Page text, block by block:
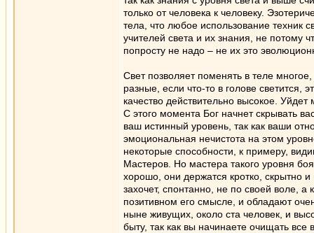
только от человека к человеку.
тела, что любое использование техник
учителей света и их знания, не потому
попросту не надо – не их это
Свет позволяет поменять в теле
разные, если что-то в голове светится,
качество действительно высокое.
С этого момента Бог начнет скрывать
ваш истинный уровень, так как ваши
эмоциональная нечистота на этом
некоторые способности, к примеру,
Мастеров. Но мастера такого уровня
хорошо, они держатся кротко, скрытно
захочет, спонтанно, не по своей воле,
позитивном его смысле, и обладают
ныне живущих, около ста человек, и
быту, так как вы начинаете очищать все